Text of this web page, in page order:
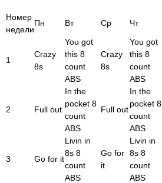
Номер
недели
Пн Вт Ср Чт
1
Crazy
8s
You got
this 8
count
ABS
Crazy
8s
You got
this 8
count
ABS
2 Full out
In the
pocket 8
count
ABS
Full out
In the
pocket 8
count
ABS
3 Go for it
Livin in
8s 8
count
ABS
Go for
it
Livin in
8s 8
count
ABS